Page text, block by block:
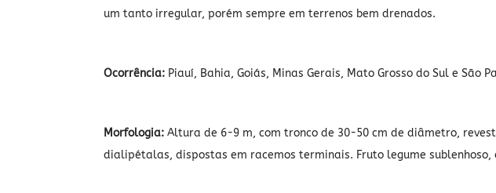
um tanto irregular, porém sempre em terrenos bem drenados.
Ocorrência: Piauí, Bahia, Goiás, Minas Gerais, Mato Grosso do Sul e São
Morfologia: Altura de 6-9 m, com tronco de 30-50 cm de diâmetro,
dialipétalas, dispostas em racemos terminais. Fruto legume